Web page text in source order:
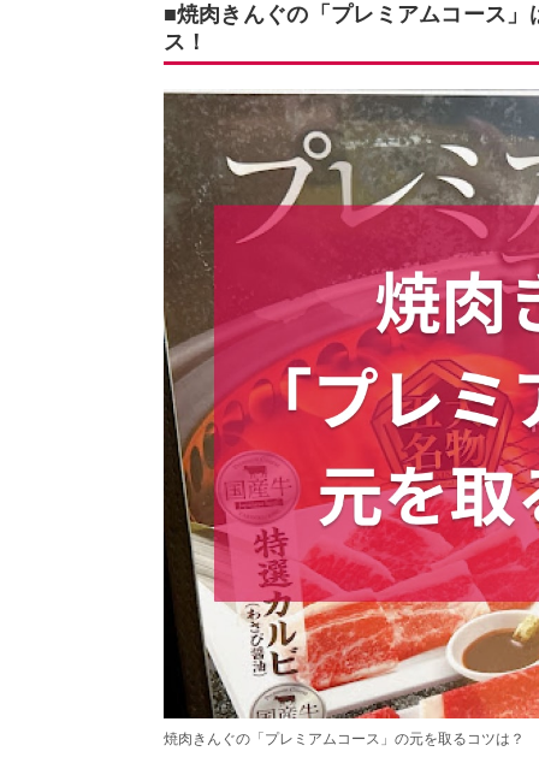
■焼肉きんぐの「プレミアムコース
ス！
焼肉きんぐの「プレミアムコース」の元を取るコツは？